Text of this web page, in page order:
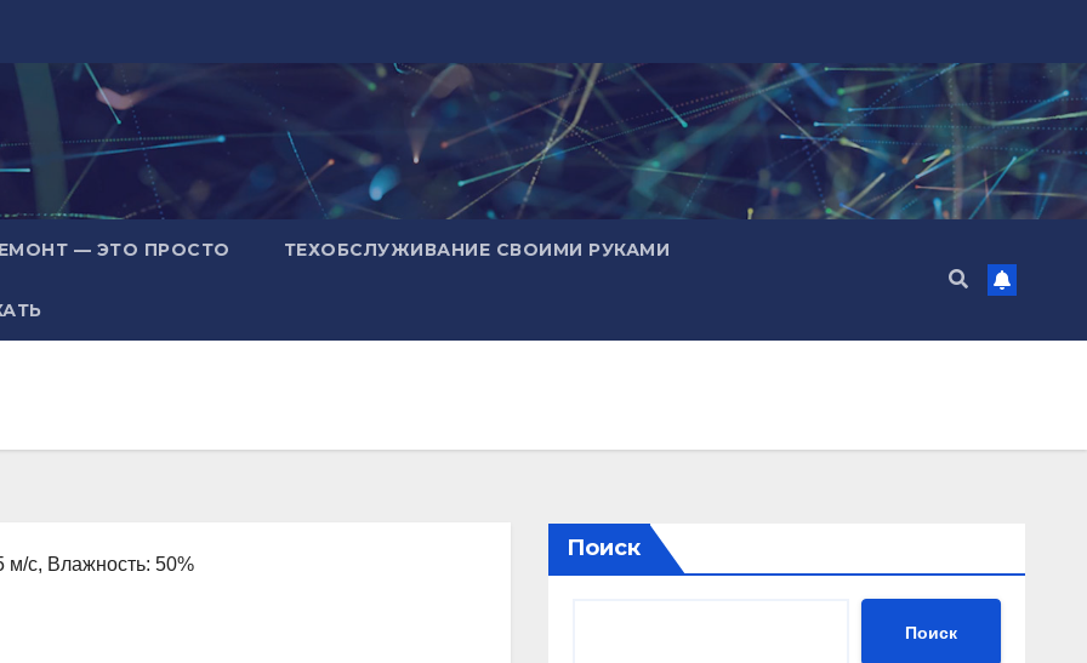
— ЭТО ПРОСТО ТЕХОБСЛУЖИВАНИЕ СВОИМИ РУКАМИ
м/с, Влажность: 50%
Поиск
Поиск